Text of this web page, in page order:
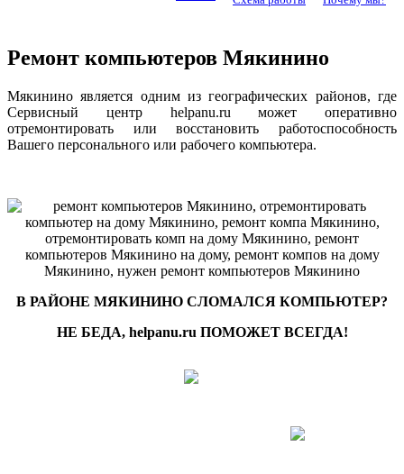
Ремонт компьютеров Мякинино
Мякинино является одним из географических районов, где
Сервисный центр helpanu.ru может оперативно
отремонтировать или восстановить работоспособность
Вашего персонального или рабочего компьютера.
В РАЙОНЕ МЯКИНИНО СЛОМАЛСЯ КОМПЬЮТЕР?
НЕ БЕДА, helpanu.ru ПОМОЖЕТ ВСЕГДА!